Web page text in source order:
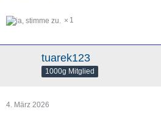
1
tuarek123
1000g Mitglied
4. März 2026